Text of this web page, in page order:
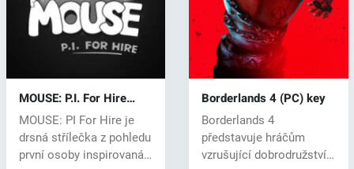
MOUSE: P.I. For Hire
(PC) key
MOUSE: PI For Hire je
drsná střílečka z pohledu
první osoby inspirovaná
Borderlands 4 (PC) key
Borderlands 4
představuje hráčům
vzrušující dobrodružství